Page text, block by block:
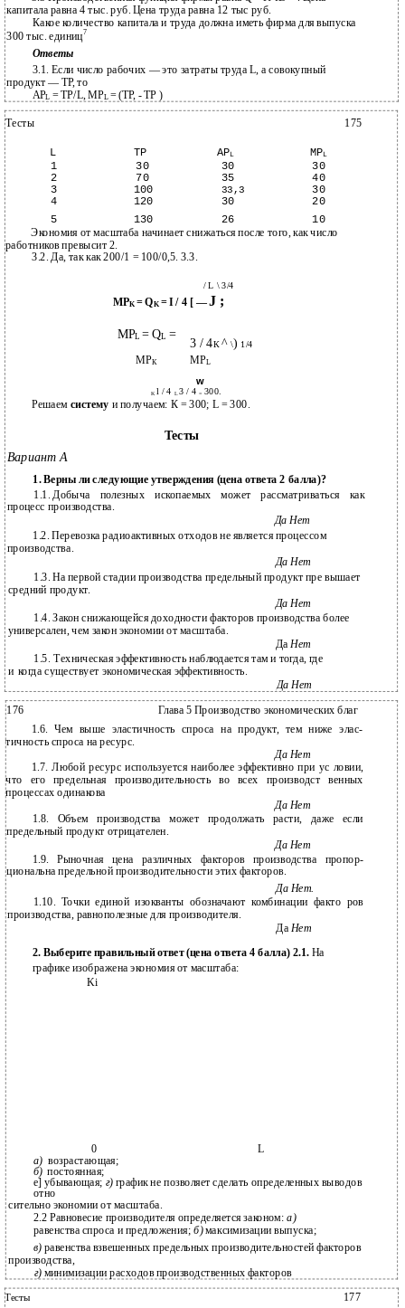
капитала равна 4 тыс. руб. Цена труда равна 12 тыс руб.
Какое количество капитала и труда должна иметь фирма для выпуска
300 тыс. единиц7
Ответы
3.1. Если число рабочих — это затраты труда L, а совокупный
продукт — ТР, то
APL = TP/L, MPL= (ТР, - ТР )
Тесты 175
L ТР APL MPL
1 30 30 30
2 70 35
40
3
100 33,3 30
4 120 30 20
5 130 26 10
Экономия от масштаба начинает снижаться после того, как число
работников превысит 2.
3.2. Да, так как 200/1 = 100/0,5. 3.3.
/ L \ 3/4
MPK= QK = I / 4 [ —J ;
MPL= QL =
3 / 4К^\) 1/4
МРК MPL
w
Kl / 4 L3 / 4= 300.
Решаем систему и получаем: К = 300; L = 300.
Тесты
Вариант А
1. Верны ли следующие утверждения (цена ответа 2 балла)?
1.1.
Добыча полезных ископаемых может рассматриваться как
процесс производства.
Да Нет
1.2. Перевозка радиоактивных отходов не является процессом
производства.
Да Нет
1.3. На первой стадии производства предельный продукт пре­ вышает
средний продукт.
Да Нет
1.4. Закон снижающейся доходности факторов производства более
универсален, чем закон экономии от масштаба.
ДаНет
1.5. Техническая эффективность наблюдается там и тогда, где
и когда существует экономическая эффективность.
Да Нет
176 Глава 5 Производство экономических благ
1.6. Чем выше эластичность спроса на продукт, тем ниже элас­
тичность спроса на ресурс.
Да Нет
1.7. Любой ресурс используется наиболее эффективно при ус­ ловии,
что его предельная производительность во всех производст­ венных
процессах одинакова
Да Нет
1.8. Объем производства может продолжать расти, даже если
предельный продукт отрицателен.
Да Нет
1.9. Рыночная цена различных факторов производства пропор­
циональна предельной производительности этих факторов.
Да Нет.
1.10. Точки единой изокванты обозначают комбинации факто­ ров
производства, равнополезные для производителя.
Да Нет
2. Выберите правильный ответ (цена ответа 4 балла) 2.1. На
графике изображена экономия от масштаба:
Ki
а)
0
L
возрастающая;
б) постоянная;
е] убывающая; г) график не позволяет сделать определенных выводов
отно­
сительно экономии от масштаба.
2.2 Равновесие производителя определяется законом:а)
равенства спроса и предложения;б)максимизации выпуска;
в) равенства взвешенных предельных производительностей факторов
производства,
г) минимизации расходов производственных факторов
Тесты 177